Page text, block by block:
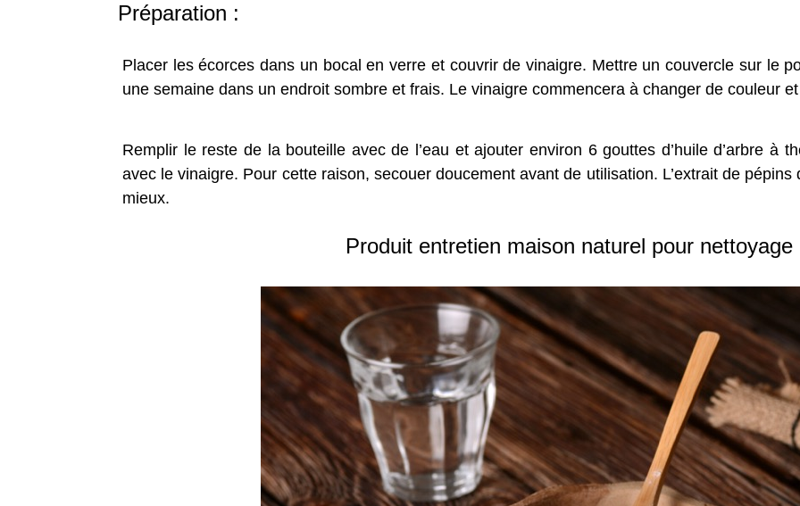
Préparation :
Placer les écorces dans un bocal en verre et couvrir de vinaigre. Mettre un couvercle sur le
une semaine dans un endroit sombre et frais. Le vinaigre commencera à changer de couleur
Remplir le reste de la bouteille avec de l’eau et ajouter environ 6 gouttes d’huile d’arbre à
avec le vinaigre. Pour cette raison, secouer doucement avant de utilisation. L’extrait de
mieux.
Produit entretien maison naturel pour nettoyage